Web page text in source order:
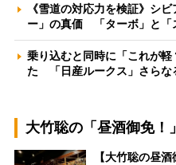
《雪道の対応力を検証》シ
ー」の真価 「ターボ」と
乗り込むと同時に「これが
た 「日産ルークス」さら
大竹聡の「昼酒御免！」
【大竹聡の昼